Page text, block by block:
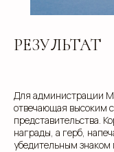
РЕЗУЛЬТАТ
Для администрации
отвечающая высоким
представительства.
награды, а герб,
убедительным знаком
Добавьте тз или